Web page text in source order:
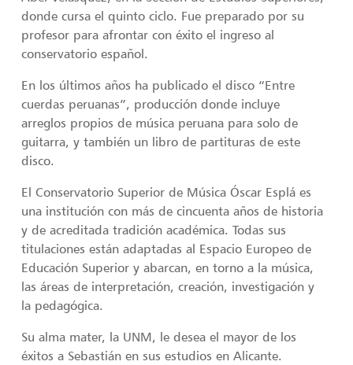
donde cursa el quinto ciclo. Fue preparado por su
profesor para afrontar con éxito el ingreso al
conservatorio español.
En los últimos años ha publicado el disco “Entre
cuerdas peruanas”, producción donde incluye
arreglos propios de música peruana para solo de
guitarra, y también un libro de partituras de este
disco.
El Conservatorio Superior de Música Óscar Esplá es
una institución con más de cincuenta años de historia
y de acreditada tradición académica. Todas sus
titulaciones están adaptadas al Espacio Europeo de
Educación Superior y abarcan, en torno a la música,
las áreas de interpretación, creación, investigación y
la pedagógica.
Su alma mater, la UNM, le desea el mayor de los
éxitos a Sebastián en sus estudios en Alicante.